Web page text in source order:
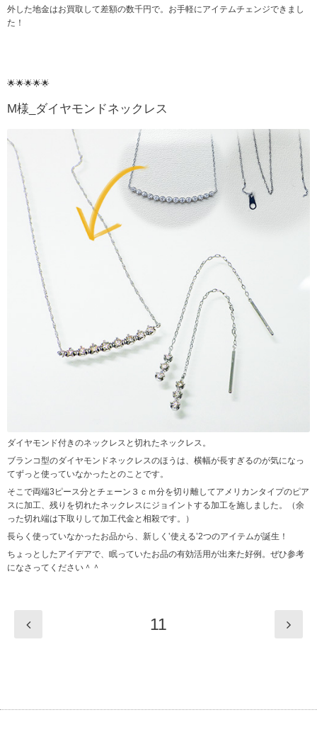
外した地金はお買取して差額の数千円で。お手軽にアイテムチェンジできまし
た！
🌟🌟🌟🌟🌟
M様_ダイヤモンドネックレス
ダイヤモンド付きのネックレスと切れたネックレス。
ブランコ型のダイヤモンドネックレスのほうは、横幅が長すぎるのが気になっ
てずっと使っていなかったとのことです。
そこで両端3ピース分とチェーン３ｃｍ分を切り離してアメリカンタイプのピア
スに加工、残りを切れたネックレスにジョイントする加工を施しました。（余
った切れ端は下取りして加工代金と相殺です。）
長らく使っていなかったお品から、新しく‛使える’2つのアイテムが誕生！
ちょっとしたアイデアで、眠っていたお品の有効活用が出来た好例。ぜひ参考
になさってください＾＾
11